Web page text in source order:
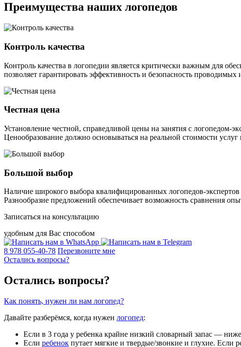
Преимущества наших логопедов
Контроль качества
Контроль качества в логопедии является критически важным для
позволяет гарантировать эффективность и безопасность
Честная цена
Установление честной, справедливой цены на занятия с
Ценообразование должно основываться на реальной стоимости
Большой выбор
Наличие широкого выбора квалифицированных логопедов-
Разнообразие предложений обеспечивает возможность сравнения
Записаться на консультацию
удобным для Вас способом
8 978 055-40-78 Перезвоните мне
Остались вопросы?
Остались вопросы?
Как понять, нужен ли нам логопед?
Давайте разберёмся, когда нужен логопед:
Если в 3 года у ребенка крайне низкий словарный запас —
Если ребенок путает мягкие и твердые/звонкие и глухие. Если